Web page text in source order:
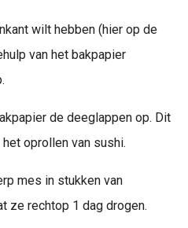
wilt hebben (hier op de
van het bakpapier
de deeglappen op. Dit
oprollen van sushi.
mes in stukken van
ze rechtop 1 dag drogen.